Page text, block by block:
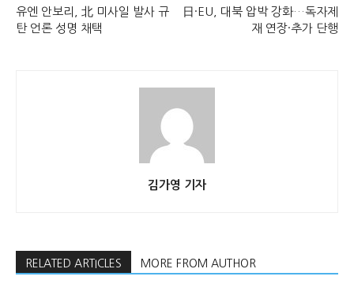
유엔 안보리, 北 미사일 발사 규
탄 언론 성명 채택
日·EU, 대북 압박 강화…독자제
재 연장·추가 단행
김가영 기자
RELATED ARTICLES MORE FROM AUTHOR